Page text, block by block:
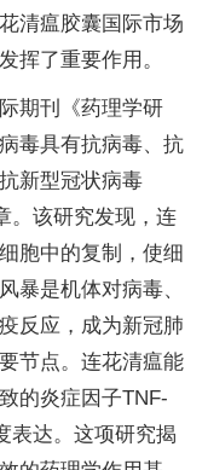
清瘟胶囊国际市场
挥了重要作用。
期刊《药理学研
毒具有抗病毒、抗
新型冠状病毒
。该研究发现，连
胞中的复制，使细
暴是机体对病毒、
反应，成为新冠肺
节点。连花清瘟能
的炎症因子TNF-
表达。这项研究揭